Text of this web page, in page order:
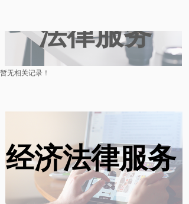
暂无相关记录！
法律服务
经济法律服务